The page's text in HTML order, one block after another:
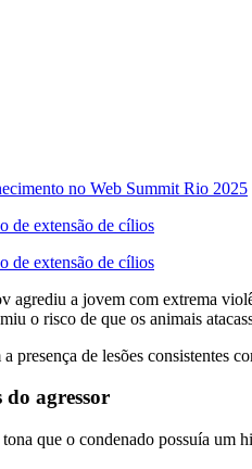
no Web Summit Rio 2025
de extensão de cílios
de extensão de cílios
agrediu a jovem com extrema
o risco de que os animais
presença de lesões consistentes
do agressor
que o condenado possuía um